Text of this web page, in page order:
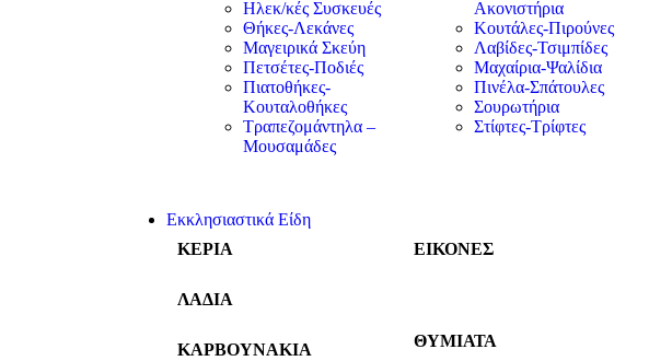
Ηλεκ/κές Συσκευές
Θήκες-Λεκάνες
Μαγειρικά Σκεύη
Πετσέτες-Ποδιές
Πιατοθήκες-
Κουταλοθήκες
Τραπεζομάντηλα –
Μουσαμάδες
Ακονιστήρια
Κουτάλες-Πιρούνες
Λαβίδες-Τσιμπίδες
Μαχαίρια-Ψαλίδια
Πινέλα-Σπάτουλες
Σουρωτήρια
Στίφτες-Τρίφτες
Εκκλησιαστικά Είδη
ΚΕΡΙΑ
ΛΑΔΙΑ
ΚΑΡΒΟΥΝΑΚΙΑ
ΕΙΚΟΝΕΣ
ΘΥΜΙΑΤΑ